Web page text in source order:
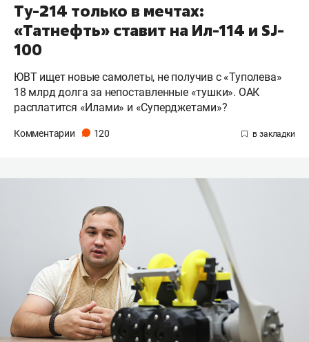
Ту-214 только в мечтах:
«Татнефть» ставит на Ил-114 и SJ-
100
ЮВТ ищет новые самолеты, не получив с «Туполева»
18 млрд долга за непоставленные «тушки». ОАК
расплатится «Илами» и «Суперджетами»?
Комментарии 120